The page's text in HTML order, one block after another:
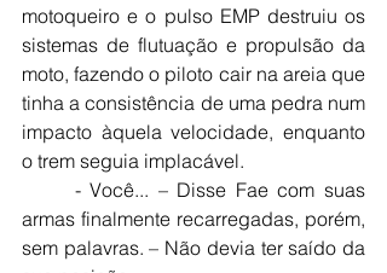
motoqueiro e o pulso EMP destruiu os
sistemas de flutuação e propulsão da
moto, fazendo o piloto cair na areia que
tinha a consistência de uma pedra num
impacto àquela velocidade, enquanto
o trem seguia implacável.
armas finalmente recarregadas, porém,
sem palavras. – Não devia ter saído da